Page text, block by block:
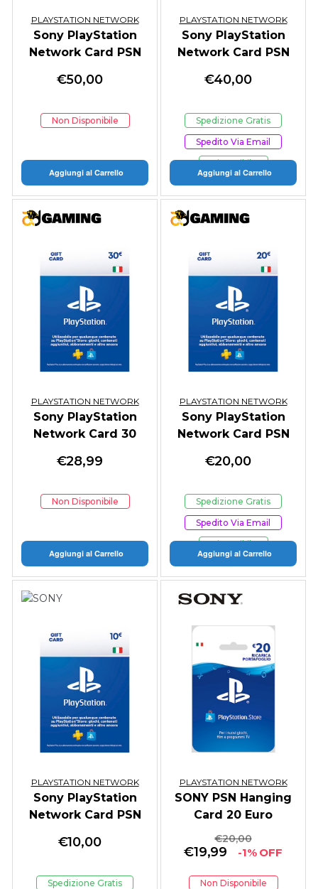
PLAYSTATION NETWORK
Sony PlayStation
Network Card PSN
€50,00
Non Disponibile
Aggiungi al Carrello
PLAYSTATION NETWORK
Sony PlayStation
Network Card PSN
€40,00
Spedizione Gratis
Spedito Via Email
Disponibile
Aggiungi al Carrello
PLAYSTATION NETWORK
Sony PlayStation
Network Card 30
€28,99
Non Disponibile
Aggiungi al Carrello
PLAYSTATION NETWORK
Sony PlayStation
Network Card PSN
€20,00
Spedizione Gratis
Spedito Via Email
Disponibile
Aggiungi al Carrello
PLAYSTATION NETWORK
Sony PlayStation
Network Card PSN
€10,00
Spedizione Gratis
PLAYSTATION NETWORK
SONY PSN Hanging
Card 20 Euro
€20,00
€19,99 -1% OFF
Non Disponibile